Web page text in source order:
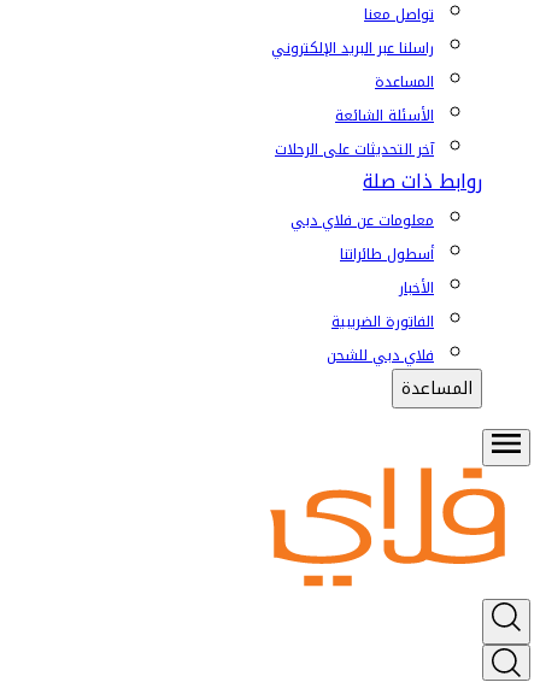
تواصل معنا
راسلنا عبر البريد الإلكتروني
المساعدة
الأسئلة الشائعة
آخر التحديثات على الرحلات
روابط ذات صلة
معلومات عن فلاي دبي
أسطول طائراتنا
الأخبار
الفاتورة الضريبية
فلاي دبي للشحن
المساعدة